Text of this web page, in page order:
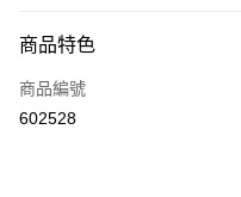
信用卡
Apple Pay
商品特色
商品編號
602528